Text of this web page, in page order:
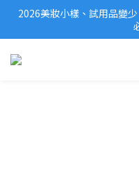
2026美妝小樣、試用品變
2026美妝小樣、試用品變
滿$1,000免運